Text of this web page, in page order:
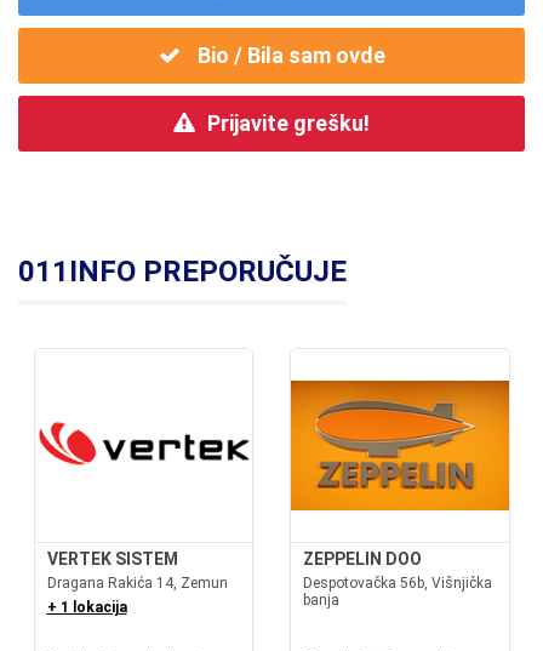
Bio / Bila sam ovde
Prijavite grešku!
011INFO PREPORUČUJE
VERTEK SISTEM
Dragana Rakića 14, Zemun
+ 1 lokacija
ZEPPELIN DOO
Despotovačka 56b, Višnjička
banja